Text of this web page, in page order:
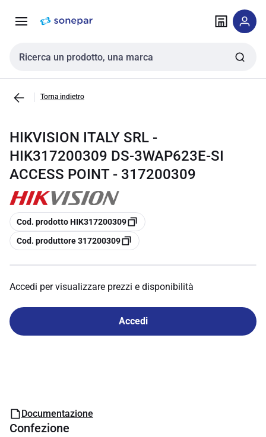
navigazione alla
Cerca input
Torna indietro
HIKVISION ITALY SRL -
HIK317200309 DS-3WAP623E-SI
ACCESS POINT - 317200309
copia
Cod. prodotto HIK317200309
copia
Cod. produttore 317200309
Accedi per visualizzare prezzi e disponibilità
Accedi
Documentazione
Confezione